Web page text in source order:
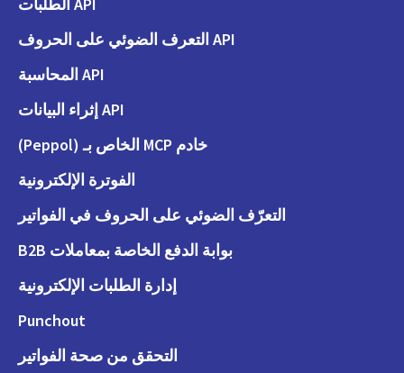
API الطلبات
API التعرف الضوئي على الحروف
API المحاسبة
API إثراء البيانات
خادم MCP الخاص بـ (Peppol)
الفوترة الإلكترونية
التعرّف الضوئي على الحروف في الفواتير
بوابة الدفع الخاصة بمعاملات B2B
إدارة الطلبات الإلكترونية
Punchout
التحقق من صحة الفواتير